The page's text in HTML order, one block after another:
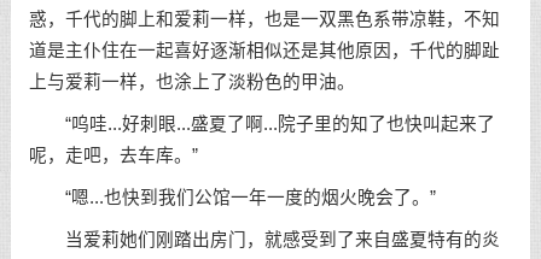
惑，千代的脚上和爱莉一样，也是一双黑色系带凉鞋，不知
道是主仆住在一起喜好逐渐相似还是其他原因，千代的脚趾
上与爱莉一样，也涂上了淡粉色的甲油。
“呜哇...好刺眼...盛夏了啊...院子里的知了也快叫起来了
呢，走吧，去车库。”
“嗯...也快到我们公馆一年一度的烟火晚会了。”
当爱莉她们刚踏出房门，就感受到了来自盛夏特有的炎